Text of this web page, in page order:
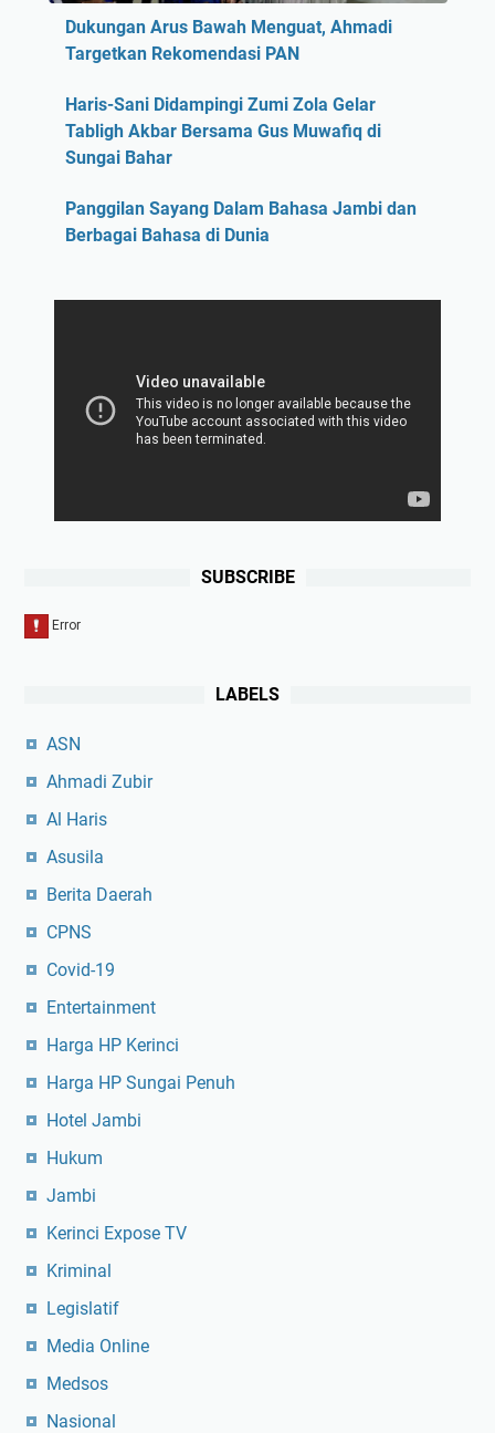
Dukungan Arus Bawah Menguat, Ahmadi
Targetkan Rekomendasi PAN
Haris-Sani Didampingi Zumi Zola Gelar
Tabligh Akbar Bersama Gus Muwafiq di
Sungai Bahar
Panggilan Sayang Dalam Bahasa Jambi dan
Berbagai Bahasa di Dunia
SUBSCRIBE
LABELS
ASN
Ahmadi Zubir
Al Haris
Asusila
Berita Daerah
CPNS
Covid-19
Entertainment
Harga HP Kerinci
Harga HP Sungai Penuh
Hotel Jambi
Hukum
Jambi
Kerinci Expose TV
Kriminal
Legislatif
Media Online
Medsos
Nasional